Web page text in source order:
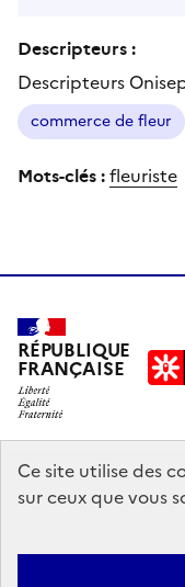
Ce site utilise des
sur ceux que vous
Descripteurs :
Descripteurs
commerce de fleur
Mots-clés :fleuriste
RÉPUBLIQUE
FRANÇAISE
education.gouv.fr
enseignementsup-